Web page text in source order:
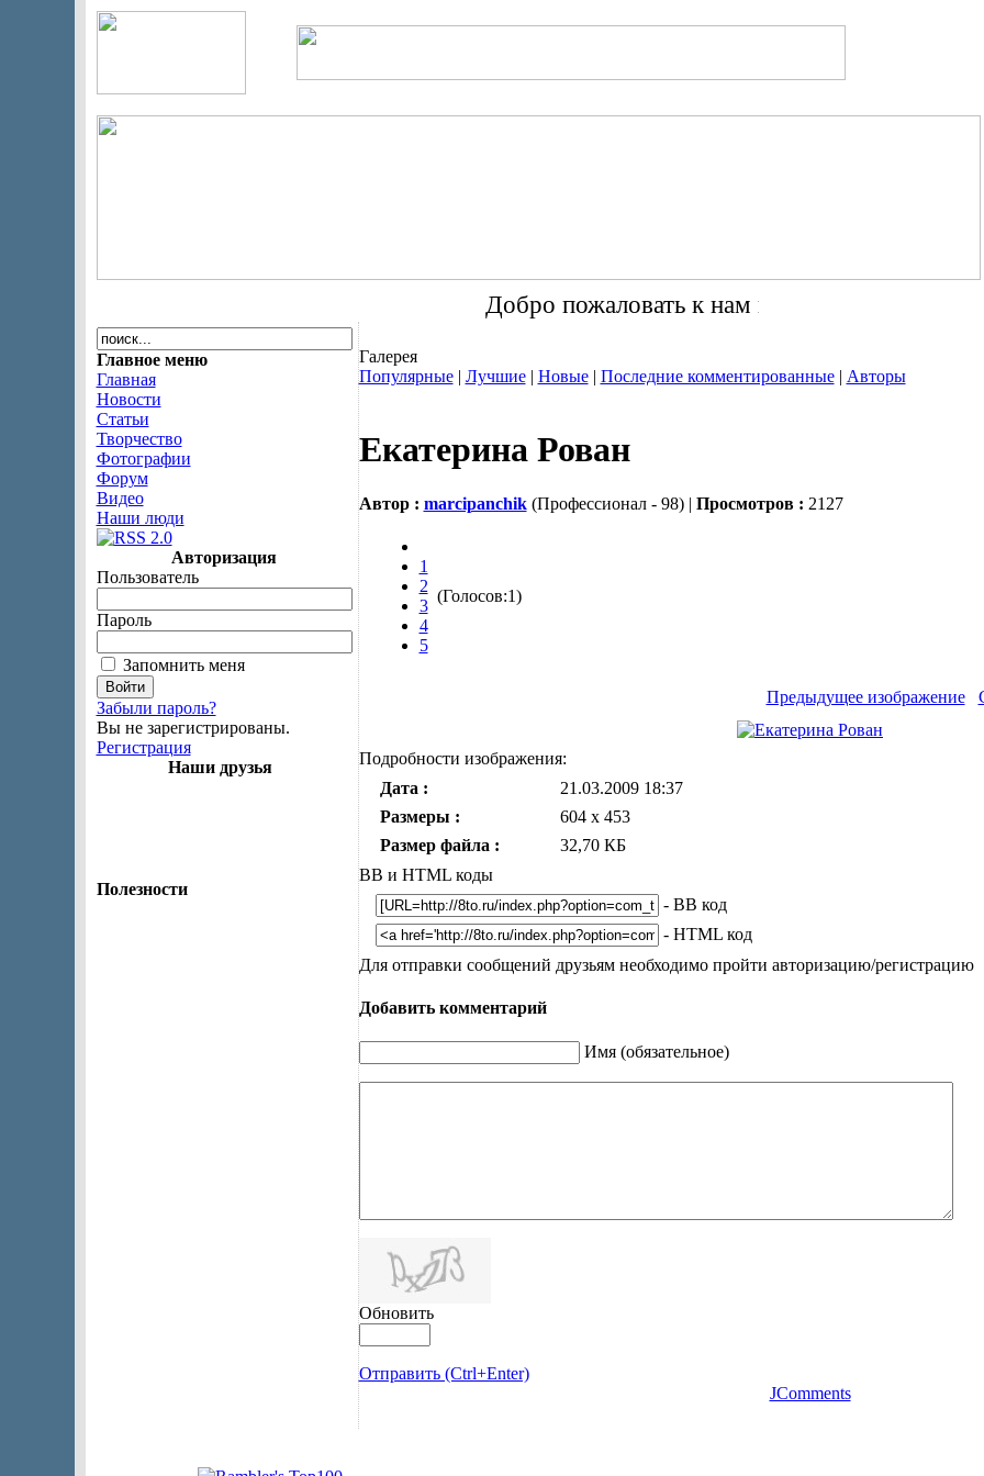
Добро пожаловать к нам на сайт. Заходите к
Главное меню
Главная
Новости
Статьи
Творчество
Фотографии
Форум
Видео
Наши люди
Авторизация
Пользователь
Пароль
Запомнить меня
Забыли пароль?
Вы не зарегистрированы.
Регистрация
Наши друзья
Полезности
Галерея
Популярные| Лучшие| Новые| Последние комментированные| Авторы
Екатерина Рован
Автор : marcipanchik(Профессионал - 98) | Просмотров : 2127
1
2
3
4
5
(Голосов:1)
Предыдущее изображение
Подробности изображения:
Дата :
21.03.2009 18:37
Размеры :
604 x 453
Размер файла :
32,70 КБ
ВВ и HTML коды
- ВВ код
- HTML код
Для отправки сообщений друзьям необходимо пройти авторизацию/регистрацию
Добавить комментарий
Имя (обязательное)
Обновить
Отправить (Ctrl+Enter)
JComments